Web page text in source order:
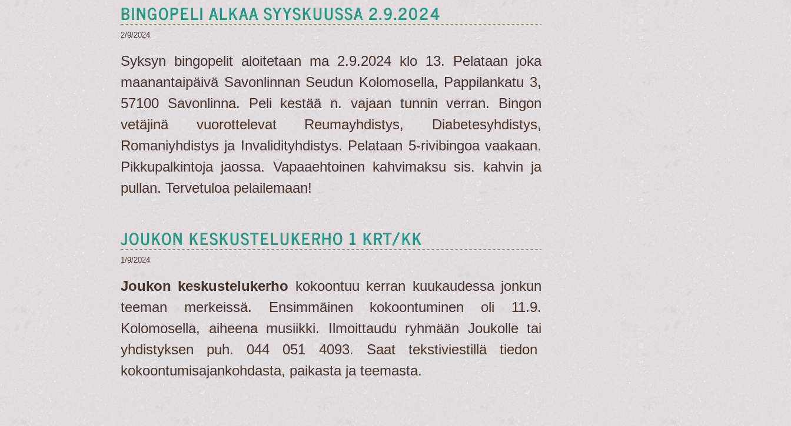
BINGOPELI ALKAA SYYSKUUSSA 2.9.2024
2/9/2024
Syksyn bingopelit aloitetaan ma 2.9.2024 klo 13. Pelataan joka
maanantaipäivä Savonlinnan Seudun Kolomosella, Pappilankatu 3,
57100 Savonlinna. Peli kestää n. vajaan tunnin verran. Bingon
vetäjinä vuorottelevat Reumayhdistys, Diabetesyhdistys,
Romaniyhdistys ja Invalidityhdistys. Pelataan 5-rivibingoa vaakaan.
Pikkupalkintoja jaossa. Vapaaehtoinen kahvimaksu sis. kahvin ja
pullan. Tervetuloa pelailemaan!
JOUKON KESKUSTELUKERHO 1 KRT/KK
1/9/2024
Joukon keskustelukerho kokoontuu kerran kuukaudessa jonkun
teeman merkeissä. Ensimmäinen kokoontuminen oli 11.9.
Kolomosella, aiheena musiikki. Ilmoittaudu ryhmään Joukolle tai
yhdistyksen puh. 044 051 4093. Saat tekstiviestillä tiedon
kokoontumisajankohdasta, paikasta ja teemasta.